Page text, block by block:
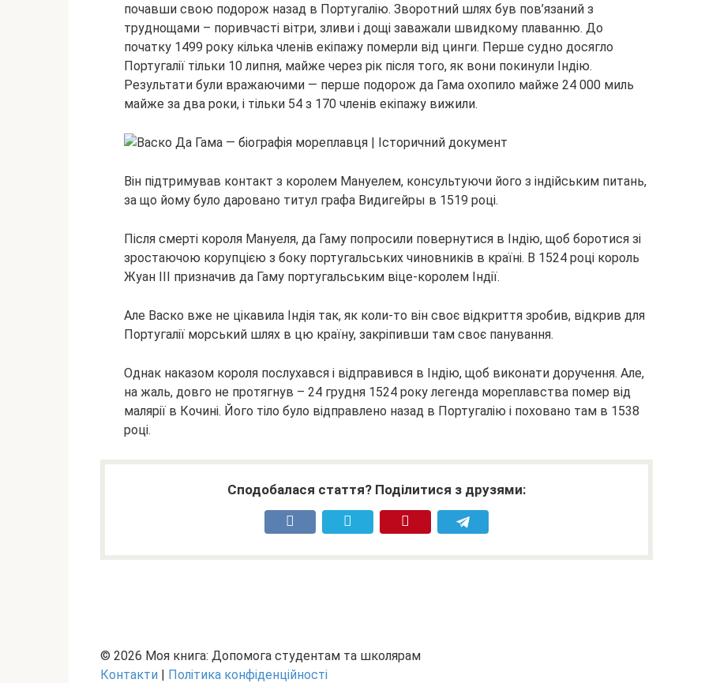
почавши свою подорож назад в Португалію. Зворотний шлях був пов’язаний з
труднощами – поривчасті вітри, зливи і дощі заважали швидкому плаванню. До
початку 1499 року кілька членів екіпажу померли від цинги. Перше судно досягло
Португалії тільки 10 липня, майже через рік після того, як вони покинули Індію.
Результати були вражаючими — перше подорож да Гама охопило майже 24 000 миль
майже за два роки, і тільки 54 з 170 членів екіпажу вижили.
Він підтримував контакт з королем Мануелем, консультуючи його з індійським питань,
за що йому було даровано титул графа Видигейры в 1519 році.
Після смерті короля Мануеля, да Гаму попросили повернутися в Індію, щоб боротися зі
зростаючою корупцією з боку португальських чиновників в країні. В 1524 році король
Жуан ІІІ призначив да Гаму португальським віце-королем Індії.
Але Васко вже не цікавила Індія так, як коли-то він своє відкриття зробив, відкрив для
Португалії морський шлях в цю країну, закріпивши там своє панування.
Однак наказом короля послухався і відправився в Індію, щоб виконати доручення. Але,
на жаль, довго не протягнув – 24 грудня 1524 року легенда мореплавства помер від
малярії в Кочині. Його тіло було відправлено назад в Португалію і поховано там в 1538
році.
Сподобалася стаття? Поділитися з друзями:
© 2026 Моя книга: Допомога студентам та школярам
Контакти | Політика конфіденційності